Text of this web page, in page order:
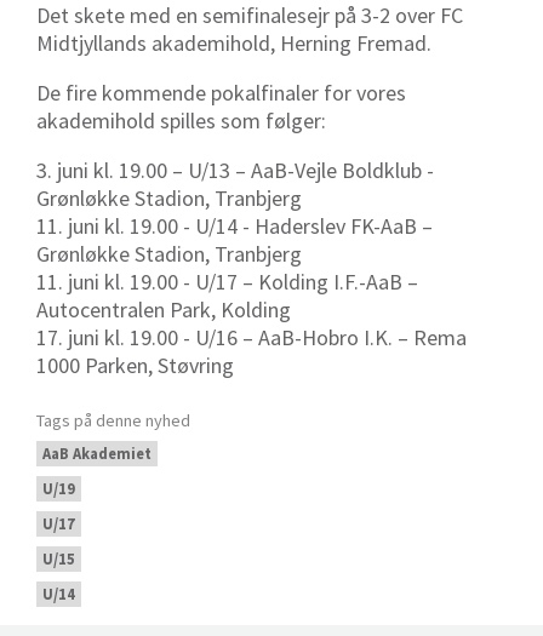
Det skete med en semifinalesejr på 3-2 over FC
Midtjyllands akademihold, Herning Fremad.
De fire kommende pokalfinaler for vores
akademihold spilles som følger:
3. juni kl. 19.00 – U/13 – AaB-Vejle Boldklub -
Grønløkke Stadion, Tranbjerg
11. juni kl. 19.00 - U/14 - Haderslev FK-AaB –
Grønløkke Stadion, Tranbjerg
11. juni kl. 19.00 - U/17 – Kolding I.F.-AaB –
Autocentralen Park, Kolding
17. juni kl. 19.00 - U/16 – AaB-Hobro I.K. – Rema
1000 Parken, Støvring
Tags på denne nyhed
AaB Akademiet
U/19
U/17
U/15
U/14